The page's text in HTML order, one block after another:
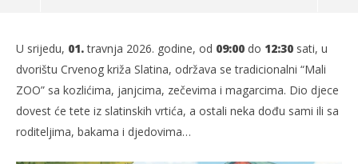
U srijedu, 01.travnja 2026. godine, od 09:00 do 12:30 sati, u
dvorištu Crvenog križa Slatina, održava se tradicionalni “Mali
ZOO” sa kozlićima, janjcima, zečevima i magarcima. Dio djece
dovest će tete iz slatinskih vrtića, a ostali neka dođu sami ili sa
roditeljima, bakama i djedovima…